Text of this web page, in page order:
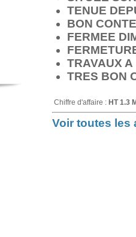
TENUE
BON
FERMEE
TRAVAUX
TRES BON
Chiffre d'affaire : HT 1.3
Voir toutes les